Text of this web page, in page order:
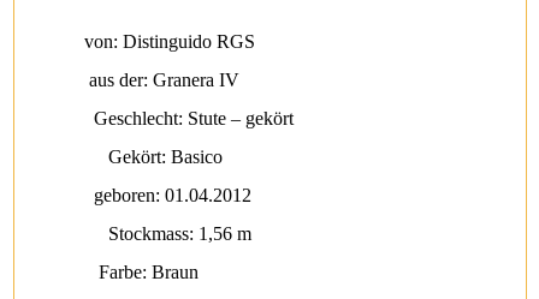
von: Distinguido RGS
aus der: Granera IV
Geschlecht: Stute – gekört
Gekört: Basico
geboren: 01.04.2012
Stockmass: 1,56 m
Farbe: Braun